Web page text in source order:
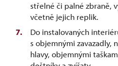
střelné či palné zbraně,
včetně jejich replik.
Do instalovaných
s objemnými zavazadly,
hlavy, objemnými